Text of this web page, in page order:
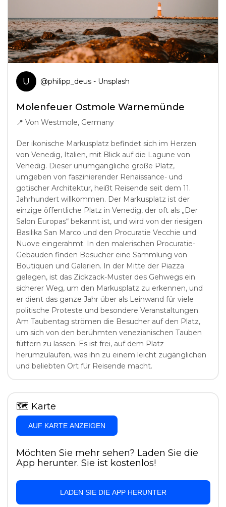
U @philipp_deus- Unsplash
Molenfeuer Ostmole Warnemünde
📍 Von Westmole, Germany
Der ikonische Markusplatz befindet sich im Herzen
von Venedig, Italien, mit Blick auf die Lagune von
Venedig. Dieser unumgängliche große Platz,
umgeben von faszinierender Renaissance- und
gotischer Architektur, heißt Reisende seit dem 11.
Jahrhundert willkommen. Der Markusplatz ist der
einzige öffentliche Platz in Venedig, der oft als „Der
Salon Europas“ bekannt ist, und wird von der riesigen
Basilika San Marco und den Procuratie Vecchie und
Nuove eingerahmt. In den malerischen Procuratie-
Gebäuden finden Besucher eine Sammlung von
Boutiquen und Galerien. In der Mitte der Piazza
gelegen, ist das Zickzack-Muster des Gehwegs ein
sicherer Weg, um den Markusplatz zu erkennen, und
er dient das ganze Jahr über als Leinwand für viele
politische Proteste und besondere Veranstaltungen.
Am Taubentag strömen die Besucher auf den Platz,
um sich von den berühmten venezianischen Tauben
füttern zu lassen. Es ist frei, auf dem Platz
herumzulaufen, was ihn zu einem leicht zugänglichen
und beliebten Ort für Reisende macht.
🗺 Karte
AUF KARTE ANZEIGEN
Möchten Sie mehr sehen? Laden Sie die
App herunter. Sie ist kostenlos!
LADEN SIE DIE APP HERUNTER